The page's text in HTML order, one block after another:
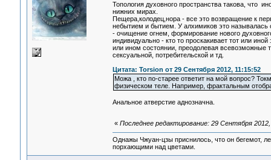
Топология духовного пространства такова, что
нижних мирах.
Пещера,колодец,нора - все это возвращение к
небытием и бытием. У алхимиков это называлась
- очищение огнем, формирование нового
индивидуально - кто то проскакивает тот или
или ином состоянии, преодолевая всевозможные
сексуальной, потребительской и тд.
Цитата: Torsion от 29 Сентября 2012, 11:15:52
Можа , кто по-старее ответит на мой вопрос?
физическом теле. Например, фрактальным
Анальное атверстие аднозначна.
« Последнее редактирование: 29 Сентября
Однажы Чжуан-цзы приснилось, что он бегемот,
порхающими над цветами.